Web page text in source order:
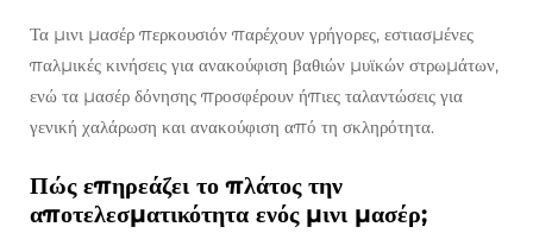
Τα μινι μασέρ περκουσιόν παρέχουν γρήγορες, εστιασμένες
παλμικές κινήσεις για ανακούφιση βαθιών μυϊκών στρωμάτων,
ενώ τα μασέρ δόνησης προσφέρουν ήπιες ταλαντώσεις για
γενική χαλάρωση και ανακούφιση από τη σκληρότητα.
Πώς επηρεάζει το πλάτος την
αποτελεσματικότητα ενός μινι μασέρ;